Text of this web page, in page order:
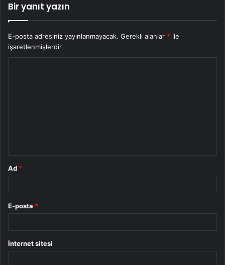
Bir yanıt yazın
E-posta adresiniz yayınlanmayacak. Gerekli alanlar * ile
işaretlenmişlerdir
Ad *
E-posta *
İnternet sitesi